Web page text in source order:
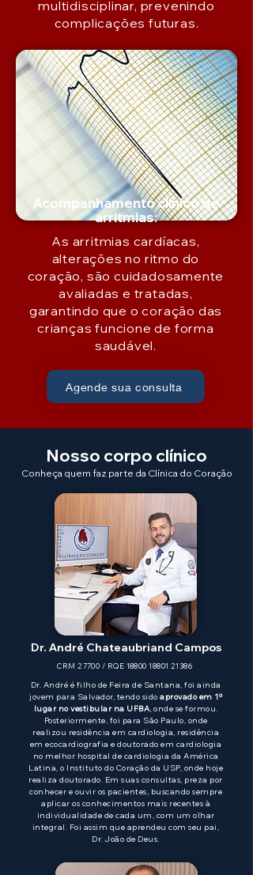
multidisciplinar, prevenindo
complicações futuras.
Acompanhamento clínico de
arritmias:
As arritmias cardíacas,
alterações no ritmo do
coração, são cuidadosamente
avaliadas e tratadas,
garantindo que o coração das
crianças funcione de forma
saudável.
Agende sua consulta
Nosso corpo clínico
Conheça quem faz parte da Clínica do Coração
Dr. André Chateaubriand Campos
CRM 27700 / RQE 18800 18801 21386
Dr. André é filho de Feira de Santana, foi ainda
jovem para Salvador, tendo sido aprovado em 1º
lugar no vestibular na UFBA, onde se formou.
Posteriormente, foi para São Paulo, onde
realizou residência em cardiologia, residência
em ecocardiografia e doutorado em cardiologia
no melhor hospital de cardiologia da América
Latina, o Instituto do Coração da USP, onde hoje
realiza doutorado. Em suas consultas, preza por
conhecer e ouvir os pacientes, buscando sempre
aplicar os conhecimentos mais recentes à
individualidade de cada um, com um olhar
integral. Foi assim que aprendeu com seu pai,
Dr. João de Deus.